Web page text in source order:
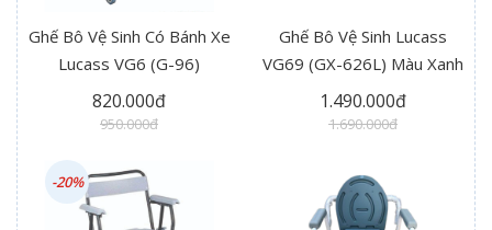
Ghế Bô Vệ Sinh Có Bánh Xe
Lucass VG6 (G-96)
820.000đ
950.000đ
Ghế Bô Vệ Sinh Lucass
VG69 (GX-626L) Màu Xanh
1.490.000đ
1.690.000đ
-20%